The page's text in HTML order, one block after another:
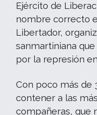
Ejército de
nombre correcto
Libertador,
sanmartiniana
por la represión en
Con poco más de
contener a las
compañeras, que